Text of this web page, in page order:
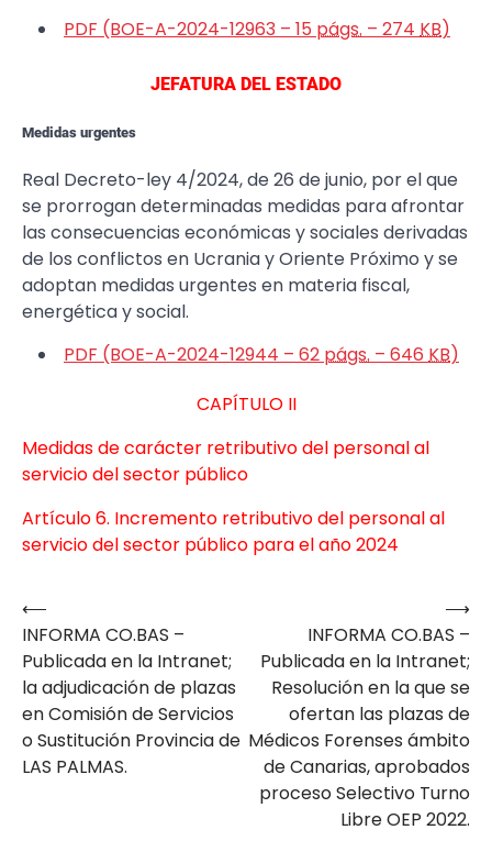
PDF (BOE-A-2024-12963 – 15 págs. – 274 KB)
JEFATURA DEL ESTADO
Medidas urgentes
Real Decreto-ley 4/2024, de 26 de junio, por el que
se prorrogan determinadas medidas para afrontar
las consecuencias económicas y sociales derivadas
de los conflictos en Ucrania y Oriente Próximo y se
adoptan medidas urgentes en materia fiscal,
energética y social.
PDF (BOE-A-2024-12944 – 62 págs. – 646 KB)
CAPÍTULO II
Medidas de carácter retributivo del personal al
servicio del sector público
Artículo 6. Incremento retributivo del personal al
servicio del sector público para el año 2024
Navegación
de
entradas
⟵
INFORMA CO.BAS –
Publicada en la Intranet;
la adjudicación de plazas
en Comisión de Servicios
o Sustitución Provincia de
LAS PALMAS.
INFORMA CO.BAS –
Publicada en la Intranet;
Resolución en la que se
ofertan las plazas de
Médicos Forenses ámbito
de Canarias, aprobados
proceso Selectivo Turno
Libre OEP 2022.
⟶